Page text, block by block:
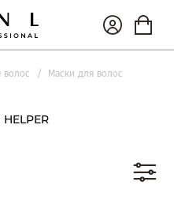
волос
Маски для волос